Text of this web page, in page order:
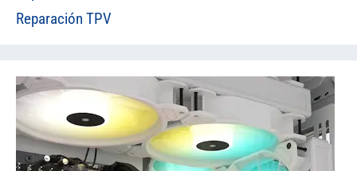
Reparación TPV